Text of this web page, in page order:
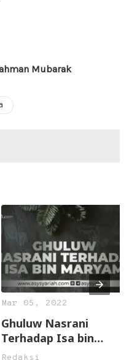
Mubarak
Mar 05, 2022
Ghuluw Nasrani
Terhadap Isa bin
Maryam
Redaksi